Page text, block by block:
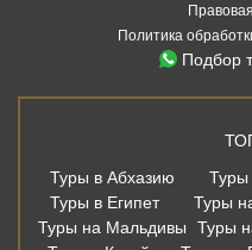
Политика
Подбор
Туры в Абхазию
Туры
Туры в Египет
Туры
Туры на Мальдивы
Туры